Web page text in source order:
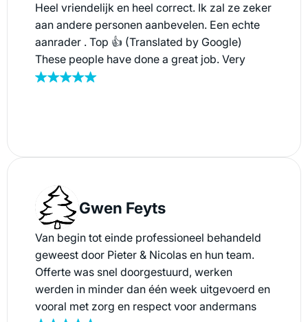
Heel vriendelijk en heel correct. Ik zal ze zeker
aan andere personen aanbevelen. Een echte
aanrader . Top 👍 (Translated by Google)
These people have done a great job. Very
friendly and very correct. I will definitely
Gwen Feyts
Van begin tot einde professioneel behandeld
geweest door Pieter & Nicolas en hun team.
Offerte was snel doorgestuurd, werken
werden in minder dan één week uitgevoerd en
vooral met zorg en respect voor andermans